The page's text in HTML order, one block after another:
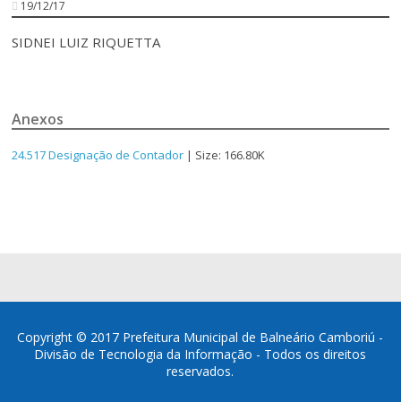
19/12/17
SIDNEI LUIZ RIQUETTA
Anexos
24.517 Designação de Contador | Size: 166.80K
Copyright © 2017 Prefeitura Municipal de Balneário Camboriú -
Divisão de Tecnologia da Informação - Todos os direitos
reservados.